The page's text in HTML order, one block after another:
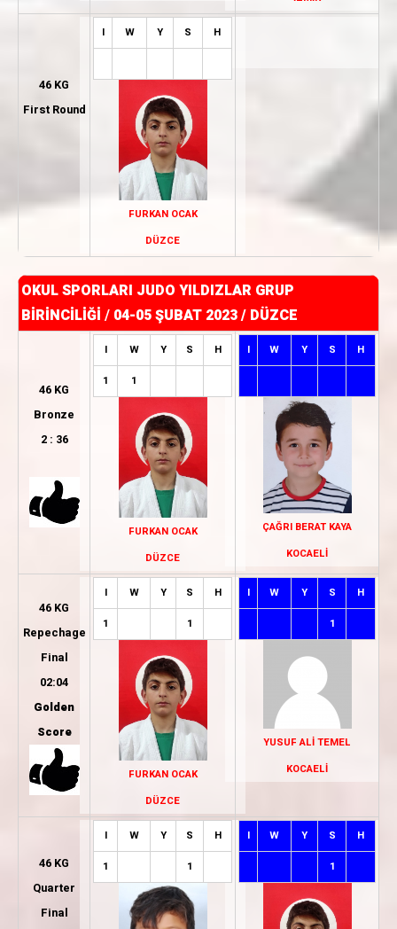
46 KG
First Round
I W Y S H
FURKAN OCAK
DÜZCE
OKUL SPORLARI JUDO YILDIZLAR GRUP
BİRİNCİLİĞİ / 04-05 ŞUBAT 2023 / DÜZCE
46 KG
Bronze
2 : 36
I W Y S H
1 1
FURKAN OCAK
DÜZCE
I W Y S H
ÇAĞRI BERAT KAYA
KOCAELİ
46 KG
Repechage
Final
02:04
Golden
Score
I W Y S H
1 1
FURKAN OCAK
DÜZCE
I W Y S H
1
YUSUF ALİ TEMEL
KOCAELİ
46 KG
Quarter
Final
I W Y S H
1 1
I W Y S H
1